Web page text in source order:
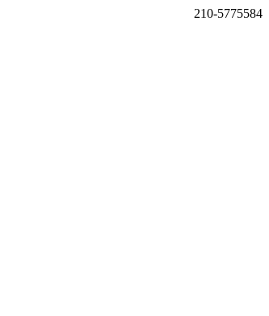
210-5775584